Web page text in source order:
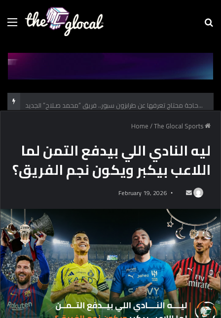
Menu
/The Glocal Sports
ليه النادي اللي بيدفع التمن لما
اللاعب بيكبر ويكون نجم الفريق؟
d
a
n
e
m
a
i
l
February 19, 2026